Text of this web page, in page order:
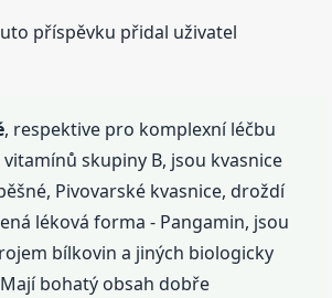
příspěvku přidal uživatel
, respektive pro komplexní léčbu
skupiny B, jsou kvasnice
Pivovarské kvasnice, droždí
léková forma - Pangamin, jsou
bílkovin a jiných biologicky
bohatý obsah dobře